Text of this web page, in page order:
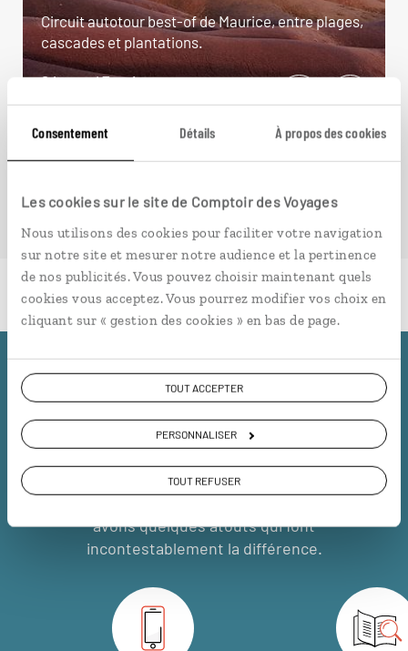
Consentement Détails À propos des cookies
Les cookies sur le site de Comptoir des Voyages
Nous utilisons des cookies pour faciliter votre navigation
sur notre site et mesurer notre audience et la pertinence
de nos publicités. Vous pouvez choisir maintenant quels
cookies vous acceptez. Vous pourrez modifier vos choix en
cliquant sur « gestion des cookies » en bas de page.
TOUT ACCEPTER
PERSONNALISER
TOUT REFUSER
Circuit autotour best-of de Maurice, entre plages,
cascades et plantations.
9 jours / 7 nuits
à partir de 2100€
Pourquoi voyager avec
nous
Soyons honnête, nous ne sommes pas les seuls
avons quelques atouts qui font
incontestablement la différence.